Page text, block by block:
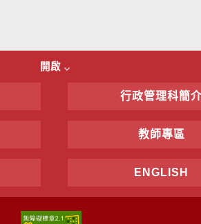
開啟
行政管理科簡
教師專區
ENGLISH